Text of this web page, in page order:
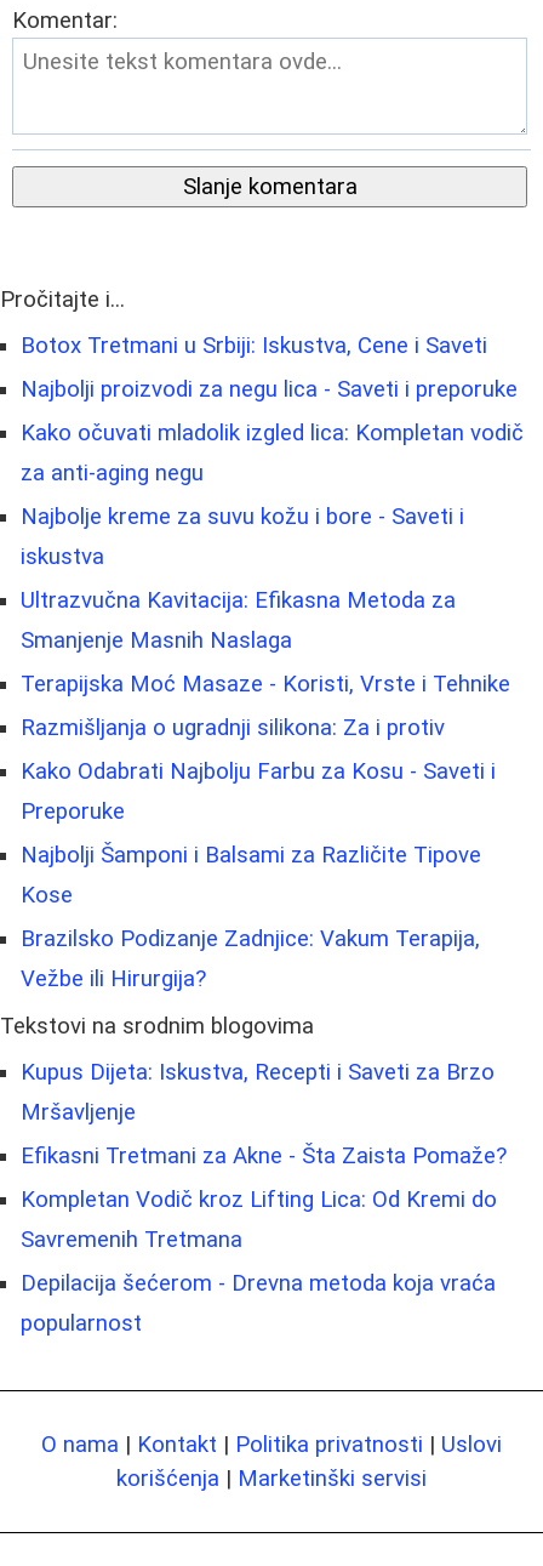
Komentar:
Slanje komentara
Pročitajte i...
Botox Tretmani u Srbiji: Iskustva, Cene i Saveti
Najbolji proizvodi za negu lica - Saveti i preporuke
Kako očuvati mladolik izgled lica: Kompletan vodič
za anti-aging negu
Najbolje kreme za suvu kožu i bore - Saveti i
iskustva
Ultrazvučna Kavitacija: Efikasna Metoda za
Smanjenje Masnih Naslaga
Terapijska Moć Masaze - Koristi, Vrste i Tehnike
Razmišljanja o ugradnji silikona: Za i protiv
Kako Odabrati Najbolju Farbu za Kosu - Saveti i
Preporuke
Najbolji Šamponi i Balsami za Različite Tipove
Kose
Brazilsko Podizanje Zadnjice: Vakum Terapija,
Vežbe ili Hirurgija?
Tekstovi na srodnim blogovima
Kupus Dijeta: Iskustva, Recepti i Saveti za Brzo
Mršavljenje
Efikasni Tretmani za Akne - Šta Zaista Pomaže?
Kompletan Vodič kroz Lifting Lica: Od Kremi do
Savremenih Tretmana
Depilacija šećerom - Drevna metoda koja vraća
popularnost
O nama | Kontakt | Politika privatnosti | Uslovi
korišćenja | Marketinški servisi